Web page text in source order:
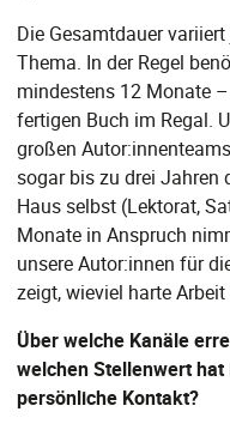
Die Gesamtdauer
Thema. In der Regel
mindestens 12 Monate
fertigen Buch im Regal.
großen
sogar bis zu drei Jahren
Haus selbst (Lektorat,
Monate in Anspruch
unsere Autor:innen für
zeigt, wieviel harte
Über welche Kanäle
welchen Stellenwert
persönliche Kontakt?